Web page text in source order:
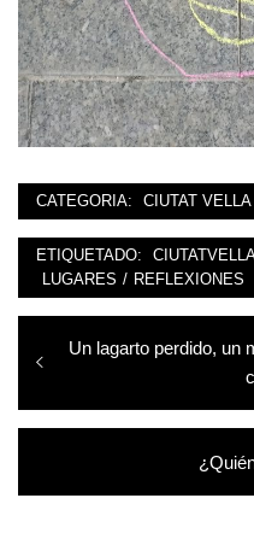
CATEGORIA: CIUTAT VELLA
ETIQUETADO:
LUGARES / REFLEXIONES
Navegación
de
entradas
Entrada
Un lagarto perdido, un